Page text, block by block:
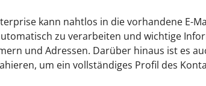
kann nahtlos in die vorhandene E-
zu verarbeiten und wichtige
und Adressen. Darüber hinaus ist es
um ein vollständiges Profil des